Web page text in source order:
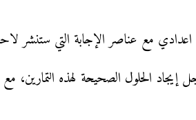
اعدادي مع عناصر الإجابة التي ستنشر
إيجاد الحلول الصحيحة لهذه التمارين،